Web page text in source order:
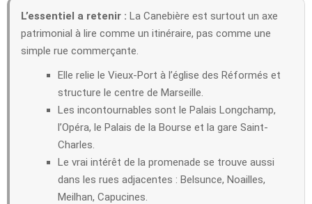
L’essentiel a retenir : La Canebière est surtout un axe
patrimonial à lire comme un itinéraire, pas comme une
simple rue commerçante.
Elle relie le Vieux-Port à l’église des Réformés et
structure le centre de Marseille.
Les incontournables sont le Palais Longchamp,
l’Opéra, le Palais de la Bourse et la gare Saint-
Charles.
Le vrai intérêt de la promenade se trouve aussi
dans les rues adjacentes : Belsunce, Noailles,
Meilhan, Capucines.